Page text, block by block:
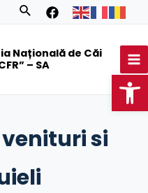
Search
Națională de Căi
– SA
si